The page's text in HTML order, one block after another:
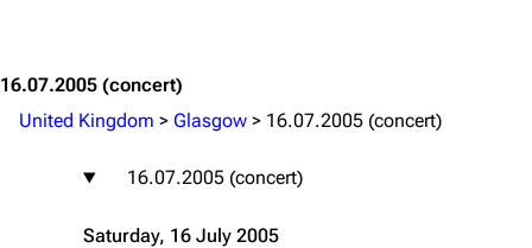
16.07.2005 (concert)
United Kingdom > Glasgow > 16.07.2005 (concert)
16.07.2005 (concert)
Saturday, 16 July 2005